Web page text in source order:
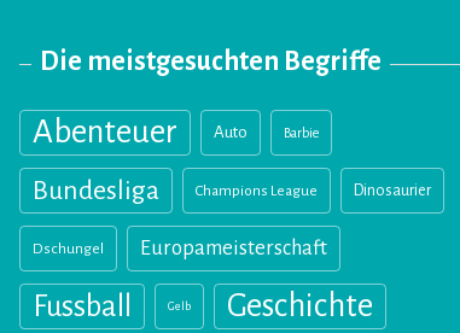
Die meistgesuchten Begriffe
Abenteuer Auto Barbie
Bundesliga Champions League Dinosaurier
Dschungel Europameisterschaft
Fussball Gelb Geschichte